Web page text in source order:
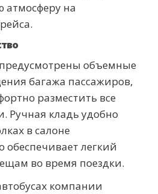
атмосферу на
объемные
багажа пассажиров,
разместить все
Ручная кладь удобно
в салоне
обеспечивает легкий
во время поездки.
компании